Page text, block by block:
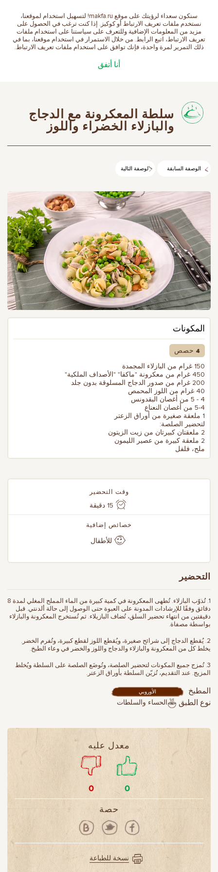
سنكون سعداء لرؤيتك على موقع makfa.ru! لتسهيل استخدام لموقعنا،
نستخدم ملفات تعريف الارتباط أو كوكيز. إذا كنت ترغب في الحصول على
مزيد من المعلومات الإضافية وللتعرف على سياستنا على استخدام ملفات
تعريف الارتباط، اتبع الرابط. من خلال الاستمرار في استخدام موقعنا، بما في
ذلك التمرير لمرة واحدة، فإنك توافق على استخدام ملفات تعريف الارتباط.
أنا أتفق
العربية
الوصفات
سلطة المعكرونة مع الدجاج
والبازلاء الخضراء واللوز
الوصفة السابقة الوصفة التالية
المكونات
4 حصص
150 غرام من البازلاء المجمدة
450 غرام من معكرونة "ماكفا" "الأصداف الملكية"
200 غرام من صدور الدجاج المسلوقة بدون جلد
40 غرام من اللوز المحمص
4 - 5 من أغصان البقدونس
5-4 من أغصان النعناع
1 ملعقة صغيرة من أوراق الزعتر
لتحضير الصلصة:
2 ملعقتان كبيرتان من زيت الزيتون
2 ملعقة كبيرة من عصير الليمون
ملح، فلفل
وقت التحضير
15 دقيقة
خصائص إضافية
للأطفال
التحضير
1. تُذوّب البازلاء. تُطهى المعكرونة في كمية كبيرة من الماء المملح المغلي لمدة 8
دقائق وفقًا للإرشادات المدونة على العبوة حتى الوصول إلى حالة ألدنتي. قبل
دقيقتين من انتهاء تحضير السلق، تُضاف البازيلاء. ثم تُستخرج المعكرونة والبازلاء
بواسطة مصفاة.
2. يُقطع الدجاج إلى شرائح صغيرة، ويُقطع اللوز لقطع كبيرة، وتُفرم الخضر.
يخلط كل من المعكرونة والبازلاء والدجاج واللوز والخضر في وعاء الطبخ.
3. تُمزج جميع المكونات لتحضير الصلصة، وتُوضَع الصلصة على السلطة ويُخلط
المزيج. عند التقديم، تُزيّن السلطة بأوراق الزعتر.
المطبخ الأوروبي
نوع الطبق الحساء والسلطات
معدل عليه
0
0
حصة
نسخة للطباعة